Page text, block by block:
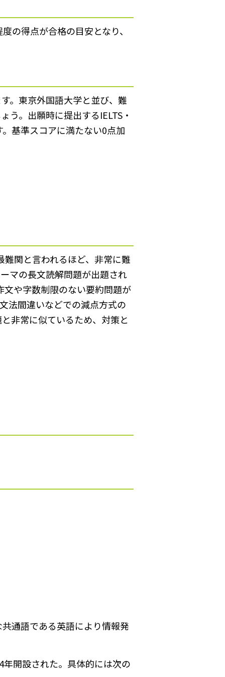
の得点が合格の目安となり、
。東京外国語大学と並び、難
う。出願時に提出するIELTS・
基準スコアに満たない0点加
関と言われるほど、非常に難
マの長文読解問題が出題され
や字数制限のない要約問題が
法間違いなどでの減点方式の
非常に似ているため、対策と
通語である英語により情報発
開設された。具体的には次の